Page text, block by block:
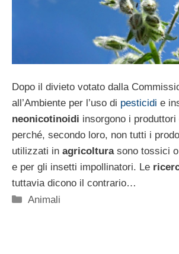
Dopo il divieto votato dalla
all’Ambiente per l’uso di pesticidi e
neonicotinoidi insorgono i
perché, secondo loro, non tutti i
utilizzati in agricolturasono tossici
e per gli insetti impollinatori. Le
tuttavia dicono il contrario…
Categorie
Animali